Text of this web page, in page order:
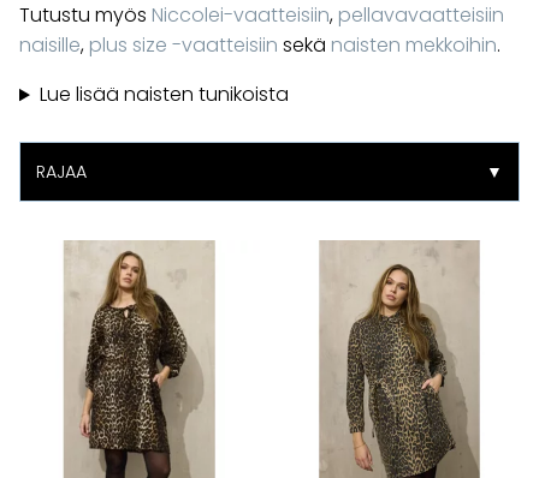
Tutustu myös Niccolei-vaatteisiin, pellavavaatteisiin
naisille, plus size -vaatteisiin sekä naisten mekkoihin.
Lue lisää naisten tunikoista
RAJAA ▼